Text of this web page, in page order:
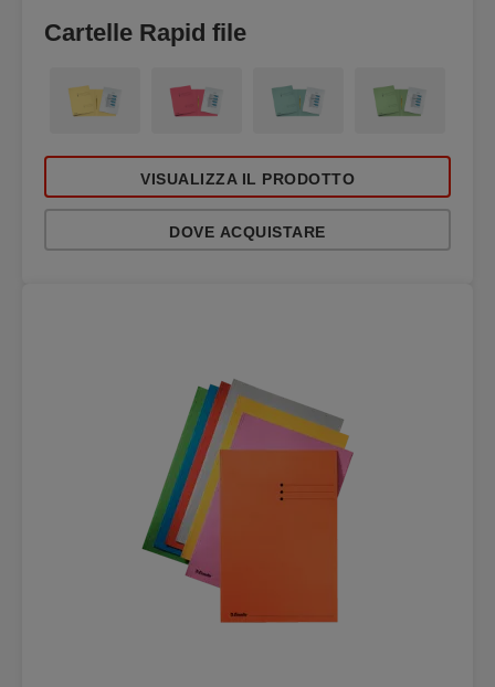
Cartelle Rapid file
VISUALIZZA IL PRODOTTO
DOVE ACQUISTARE